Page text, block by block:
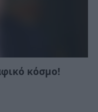
κόσμο!